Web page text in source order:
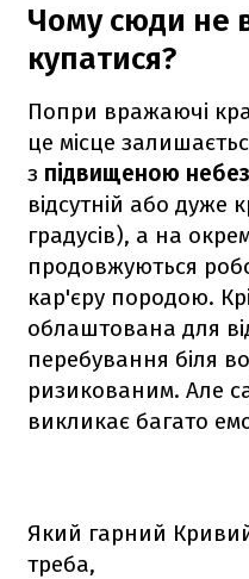
Чому сюди не
купатися?
Попри вражаючі
це місце
з підвищеною
відсутній або дуже
градусів), а на
продовжуються
кар'єру породою.
облаштована для
перебування біля
ризикованим. Але
викликає багато
Який гарний Кривий
треба,